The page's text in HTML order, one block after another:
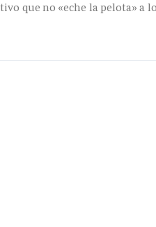
que no «eche la pelota» a